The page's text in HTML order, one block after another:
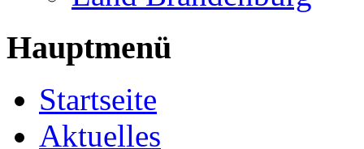
Hauptmenü
Startseite
Aktuelles